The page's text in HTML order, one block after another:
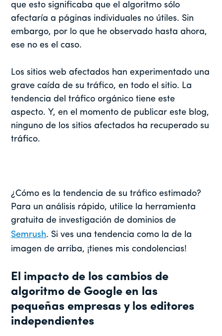
que esto significaba que el algoritmo sólo
afectaría a páginas individuales no útiles. Sin
embargo, por lo que he observado hasta ahora,
ese no es el caso.
Los sitios web afectados han experimentado una
grave caída de su tráfico, en todo el sitio. La
tendencia del tráfico orgánico tiene este
aspecto. Y, en el momento de publicar este blog,
ninguno de los sitios afectados ha recuperado su
tráfico.
¿Cómo es la tendencia de su tráfico estimado?
Para un análisis rápido, utilice la herramienta
gratuita de investigación de dominios de
Semrush. Si ves una tendencia como la de la
imagen de arriba, ¡tienes mis condolencias!
El impacto de los cambios de
algoritmo de Google en las
pequeñas empresas y los editores
independientes